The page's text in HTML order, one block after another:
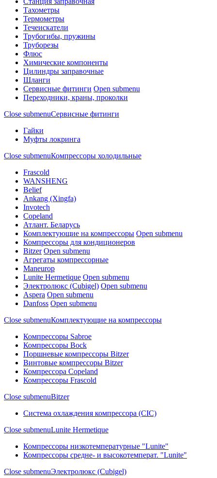
Тахометры
Термометры
Течеискатели
Трубогибы, пружины
Труборезы
Флюс
Химические компоненты
Цилиндры заправочные
Шланги
Сервисные фитинги Open submenu
Переходники, краны, проколки
Close submenuСервисные фитинги
Гайки
Муфты локринга
Close submenuКомпрессоры холодильные
Frascold
WANSHENG
Belief
Ankang (Xingfa)
Invotech
Copeland
Атлант. Беларусь
Комплектующие на компрессоры Open submenu
Компрессоры для кондиционеров
Bitzer Open submenu
Агрегаты компрессорные
Maneurop
Lunite Hermetique Open submenu
Электролюкс (Cubigel) Open submenu
Aspera Open submenu
Danfoss Open submenu
Close submenuКомплектующие на компрессоры
Компрессоры Sabroe
Компрессоры Bock
Поршневые компрессоры Bitzer
Винтовые компрессоры Bitzer
Компрессора Copeland
Компрессоры Frascold
Close submenuBitzer
Система охлаждения компрессора (CIC)
Close submenuLunite Hermetique
Компрессоры низкотемпературные "Lunite"
Компрессоры средне- и высокотемперат. "Lunite"
Close submenuЭлектролюкс (Cubigel)